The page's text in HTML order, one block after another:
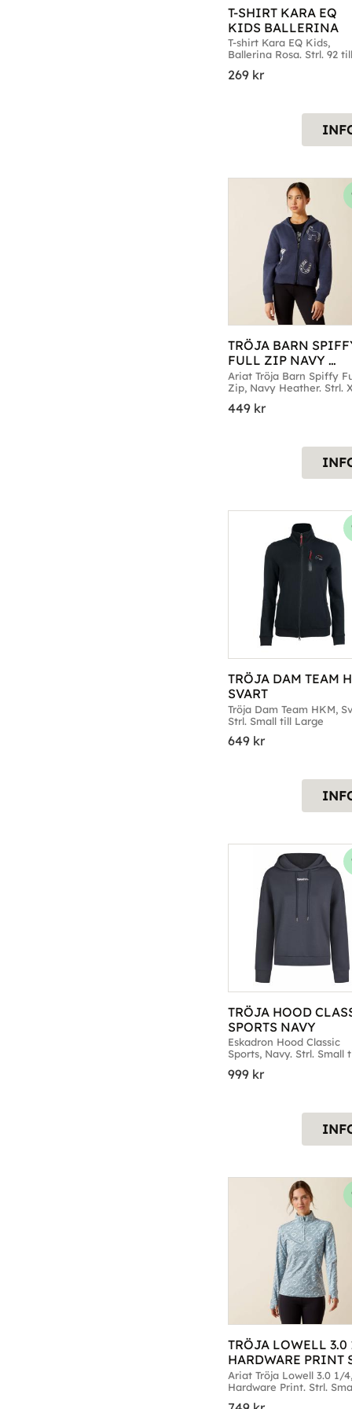
T-SHIRT KARA EQ
KIDS BALLERINA
T-shirt Kara EQ Kids,
Ballerina Rosa. Strl. 92
269 kr
TRÖJA BARN
FULL ZIP NAVY
HEATHER
Ariat Tröja Barn Spiffy
Zip, Navy Heather. Strl.
449 kr
TRÖJA DAM TEAM
SVART
Tröja Dam Team HKM,
Strl. Small till Large
649 kr
TRÖJA HOOD
SPORTS NAVY
Eskadron Hood Classic
Sports, Navy. Strl. Small
999 kr
TRÖJA LOWELL 3.0
HARDWARE PRINT
Ariat Tröja Lowell 3.0 1/4,
Hardware Print. Strl.